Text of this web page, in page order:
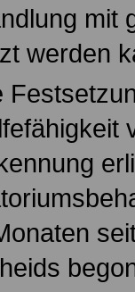
mit
werden